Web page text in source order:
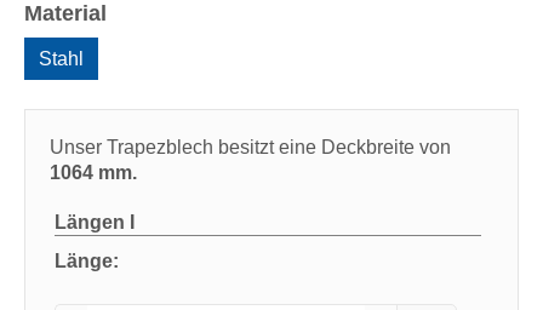
Material
Stahl
Unser Trapezblech besitzt eine Deckbreite von
1064 mm.
Längen
Länge: